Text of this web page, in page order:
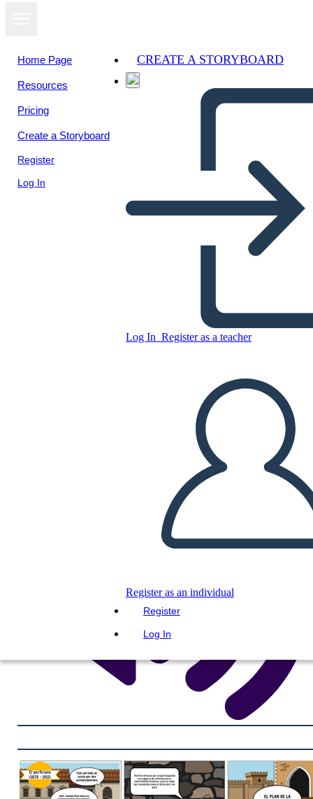
Home Page
Resources
Pricing
Create a Storyboard
Register
Log In
CREATE A STORYBOARD
Log In Register as a teacher
Register as an individual
Register
Log In
Untitled Storyboard
CREATE A STORYBOARD
PLAY SLIDESHOW
READ TO ME
View as
slideshow